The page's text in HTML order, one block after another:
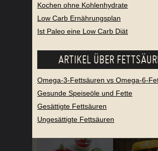
Kochen ohne Kohlenhydrate
Low Carb Ernährungsplan
Ist Paleo eine Low Carb Diät
ARTIKEL ÜBER
Omega-3-Fettsäuren vs Omega-6-
Gesunde Speiseöle und Fette
Gesättigte Fettsäuren
Ungesättigte Fettsäuren